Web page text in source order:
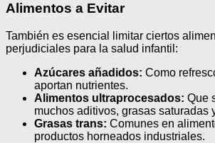
Alimentos a Evitar
También es esencial limitar ciertos
perjudiciales para la salud infantil:
Azúcares añadidos: Como
aportan nutrientes.
Alimentos ultraprocesados: Que
muchos aditivos, grasas saturadas
Grasas trans: Comunes en
productos horneados industriales.